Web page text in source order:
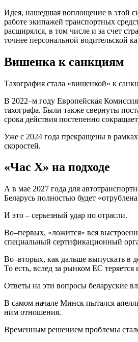
Идея, нашедшая воплощение в этой
работе экипажей транспортных
расширялся, в том числе и за счет
точнее персональной водительской
Вишенка к санкциям
Тахография стала «вишенкой» к
В 2022–м году Европейская
тахографа. Были также свернуты
срока действия постепенно
Уже с 2024 года прекращены в
скоростей.
«Час Х» на подходе
А в мае 2027 года для
Беларусь полностью будет
И это – серьезный удар по отрасли.
Во–первых, «ложится» вся
специальный сертификационный
Во–вторых, как дальше выпускать в
То есть, вслед за рынком ЕС
Ответы на эти вопросы беларуские
В самом начале Минск пытался
ним отношения.
Временным решением проблемы